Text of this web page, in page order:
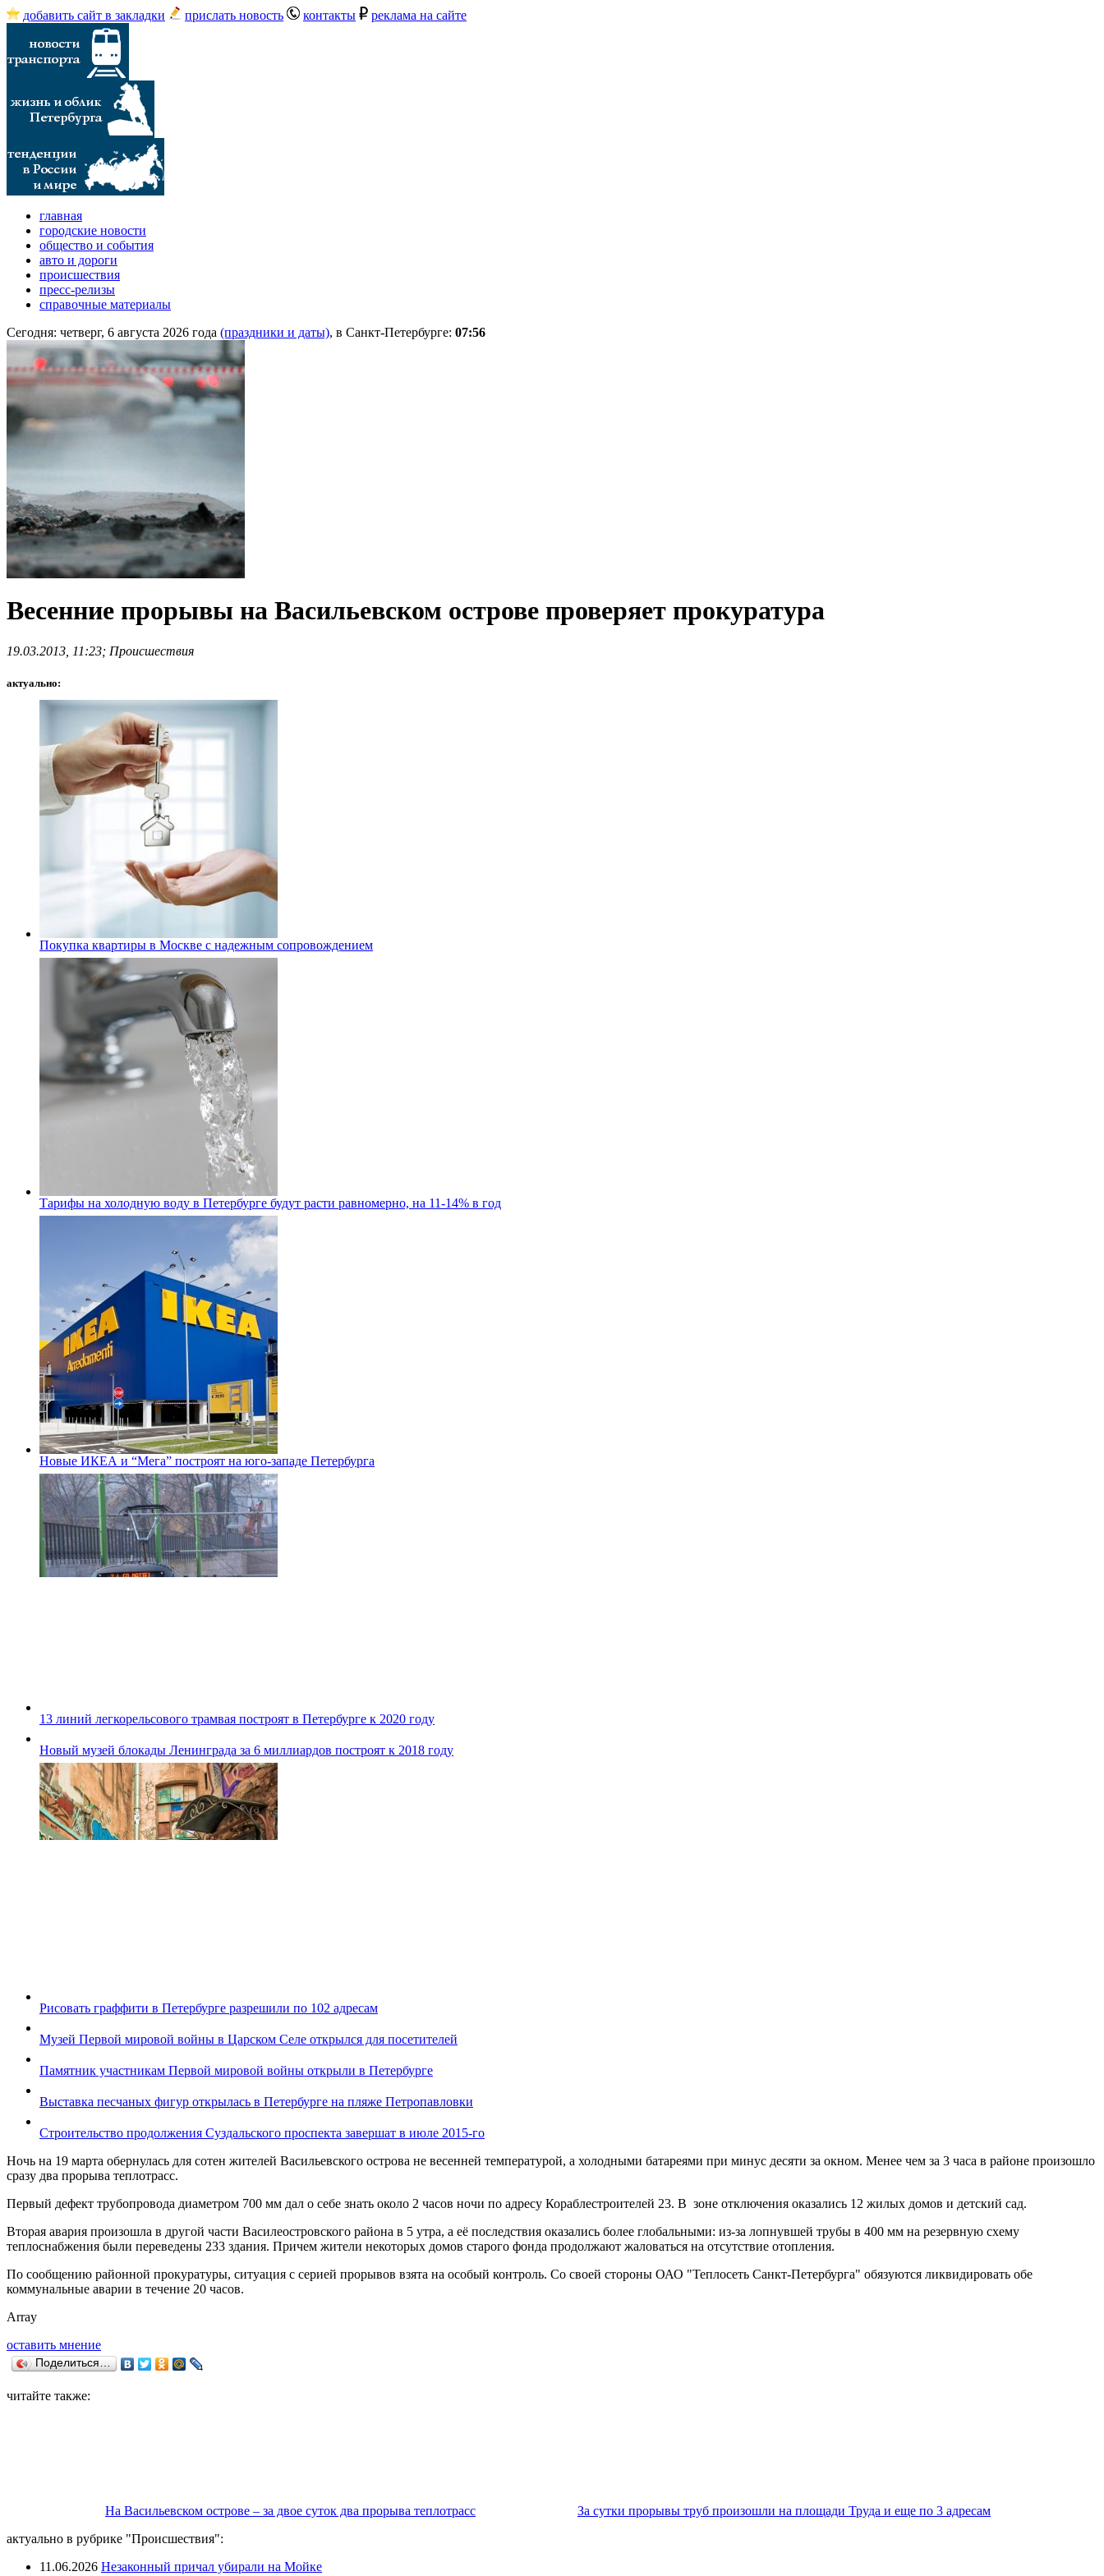
добавить сайт в закладки прислать новость контакты реклама на сайте
главная
городские новости
общество и события
авто и дороги
происшествия
пресс-релизы
справочные материалы
Сегодня: четверг, 6 августа 2026 года (праздники и даты), в Санкт-Петербурге: 07:56
Весенние прорывы на Васильевском острове проверяет прокуратура
19.03.2013, 11:23; Происшествия
актуально:
Покупка квартиры в Москве с надежным сопровождением
Тарифы на холодную воду в Петербурге будут расти равномерно, на 11-14% в год
Новые ИКЕА и “Мега” построят на юго-западе Петербурга
13 линий легкорельсового трамвая построят в Петербурге к 2020 году
Новый музей блокады Ленинграда за 6 миллиардов построят к 2018 году
Рисовать граффити в Петербурге разрешили по 102 адресам
Музей Первой мировой войны в Царском Селе открылся для посетителей
Памятник участникам Первой мировой войны открыли в Петербурге
Выставка песчаных фигур открылась в Петербурге на пляже Петропавловки
Строительство продолжения Суздальского проспекта завершат в июле 2015-го
Ночь на 19 марта обернулась для сотен жителей Васильевского острова не весенней температурой, а холодными батареями при минус десяти за окном. Менее чем за 3 часа в районе произошло
сразу два прорыва теплотрасс.
Первый дефект трубопровода диаметром 700 мм дал о себе знать около 2 часов ночи по адресу Кораблестроителей 23. В зоне отключения оказались 12 жилых домов и детский сад.
Вторая авария произошла в другой части Василеостровского района в 5 утра, а её последствия оказались более глобальными: из-за лопнувшей трубы в 400 мм на резервную схему
теплоснабжения были переведены 233 здания. Причем жители некоторых домов старого фонда продолжают жаловаться на отсутствие отопления.
По сообщению районной прокуратуры, ситуация с серией прорывов взята на особый контроль. Со своей стороны ОАО "Теплосеть Санкт-Петербурга" обязуются ликвидировать обе
коммунальные аварии в течение 20 часов.
Array
оставить мнение
Поделиться…
читайте также:
На Васильевском острове – за двое суток два прорыва теплотрасс
За сутки прорывы труб произошли на площади Труда и еще по 3 адресам
актуально в рубрике "Происшествия":
11.06.2026 Незаконный причал убирали на Мойке